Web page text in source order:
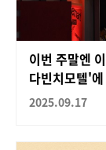
이번 주말엔
다빈치모텔'
2025.09.17